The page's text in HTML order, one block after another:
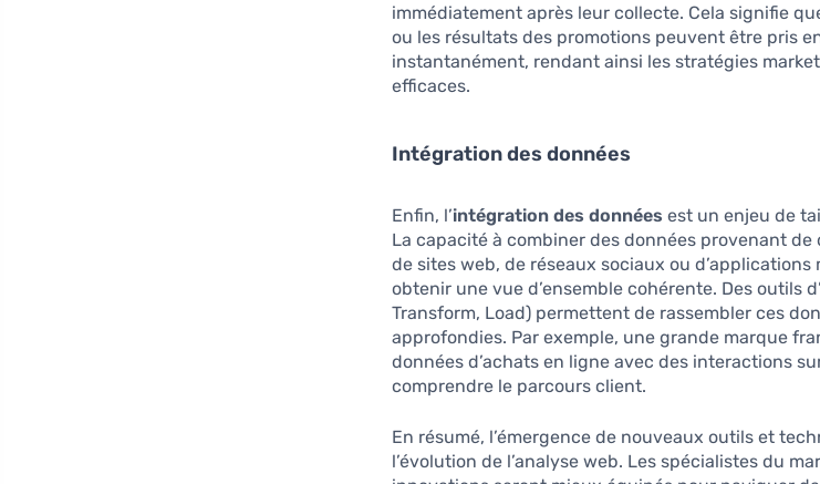
immédiatement après leur collecte. Cela signifie
ou les résultats des promotions peuvent être pris
instantanément, rendant ainsi les stratégies
efficaces.
Intégration des données
Enfin, l’intégration des données est un enjeu de
La capacité à combiner des données provenant de
de sites web, de réseaux sociaux ou
obtenir une vue d’ensemble cohérente. Des outils
Transform, Load) permettent de rassembler ces
approfondies. Par exemple, une grande marque
données d’achats en ligne avec des interactions
comprendre le parcours client.
En résumé, l’émergence de nouveaux outils et
l’évolution de l’analyse web. Les spécialistes du